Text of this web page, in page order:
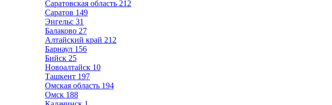
Саратовская область 212
Саратов 149
Энгельс 31
Балаково 27
Алтайский край 212
Барнаул 156
Бийск 25
Новоалтайск 10
Ташкент 197
Омская область 194
Омск 188